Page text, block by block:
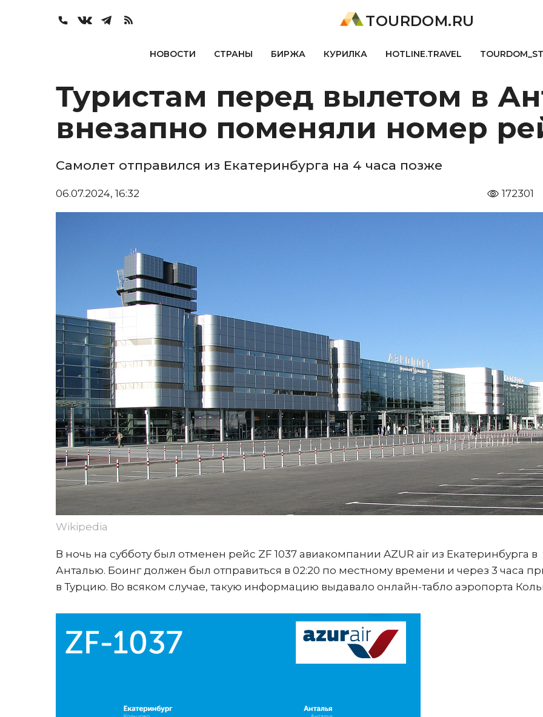
TOURDOM.RU
НОВОСТИ СТРАНЫ БИРЖА КУРИЛКА HOTLINE.TRAVEL
Туристам перед вылетом в
внезапно поменяли номер
Самолет отправился из Екатеринбурга на 4 часа позже
06.07.2024, 16:32 172301
Wikipedia
В ночь на субботу был отменен рейс ZF 1037 авиакомпании AZUR air из Екатеринбурга в
Анталью. Боинг должен был отправиться в 02:20 по местному времени и через 3 часа
в Турцию. Во всяком случае, такую информацию выдавало онлайн-табло аэропорта